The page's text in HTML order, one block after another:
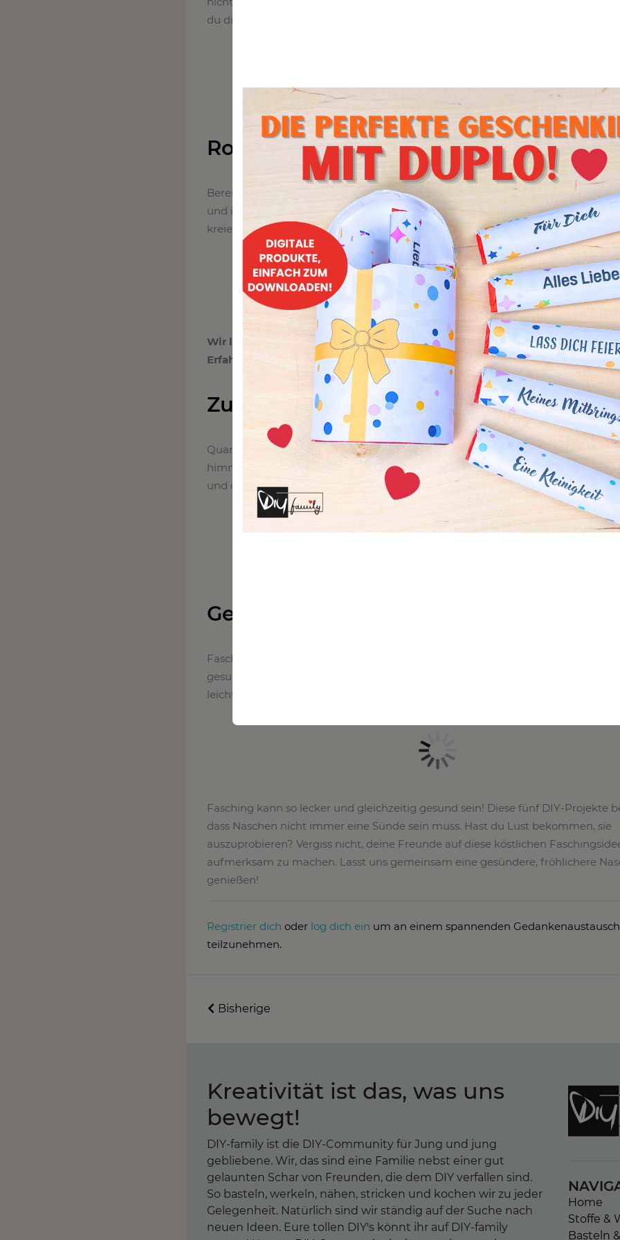
du diese edlen Leckerbissen mit wenigen Zutaten zu Hause zaubern kannst.
Rohkost Clown als Fingerfood
Bereit für eine Extraportion Spaß? Unser Rohkost Clown bringt Farbe auf
und ist dabei gesund und lecker. Entdecke, wie du mit frischem Gemüse ein
kreierst, das bei Groß und Klein für Begeisterung sorgt.
Wir laden dich herzlich ein, dich auf unserer Plattform anzumelden. Teile
Erfahrungen
, präsentieredeine eigenen Rezepte undinspiriere andere
Zuckerfreie Quarkbällchen
Quarkbällchen – ein klassischer Genuss! Aber wusstest du, dass sie auch ohne
himmlisch schmecken können? Unsere zuckerfreien Quarkbällchen sind fluffig,
und die perfekte Alternative für alle, die auf Zucker verzichten möchten.
Gesunde Berliner
Fasching ohne Berliner? Unvorstellbar! Aber dieses Jahr probierst du sie in einer
gesunden Version. Wir zeigen dir, wie du diese traditionellen Leckereien in einer
leichteren, aber genauso köstlichen Form zubereitest.
Fasching kann so lecker und gleichzeitig gesund sein! Diese fünf DIY-Projekte
dass Naschen nicht immer eine Sünde sein muss. Hast du Lust bekommen, sie
auszuprobieren? Vergiss nicht, deine Freunde auf diese köstlichen
aufmerksam zu machen. Lasst uns gemeinsam eine gesündere, fröhlichere
genießen!
Registrier dich oder log dich ein um an einem spannenden Gedankenaustausch
teilzunehmen.
Bisherige
Kreativität ist das, was uns
bewegt!
DIY-family ist die DIY-Community für Jung und jung
gebliebene. Wir, das sind eine Familie nebst einer gut
gelaunten Schar von Freunden, die dem DIY verfallen sind.
So basteln, werkeln, nähen, stricken und kochen wir zu jeder
Gelegenheit. Natürlich sind wir ständig auf der Suche nach
neuen Ideen. Eure tollen DIY's könnt ihr auf DIY-family
Home
Stoffe &
Basteln